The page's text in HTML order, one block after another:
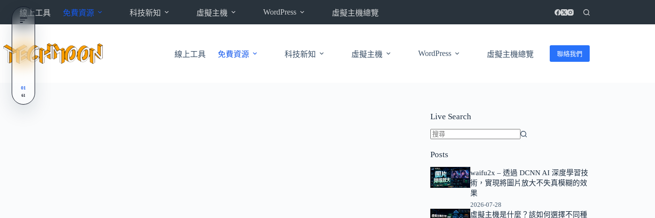
內
線上工具 免費資源 科技新知 虛擬主機 WordPress 虛擬主機總覽
線上工具 免費資源 科技新知 虛擬主機 WordPress 虛擬主機總覽 聯絡我們
Live Search
不
到
符
件
Posts
waifu2x – 透過 DCNN AI 深度學習技
術，實現將圖片放大不失真模糊的效
果
2026-07-28
虛擬主機是什麼？該如何選擇不同種
01
61